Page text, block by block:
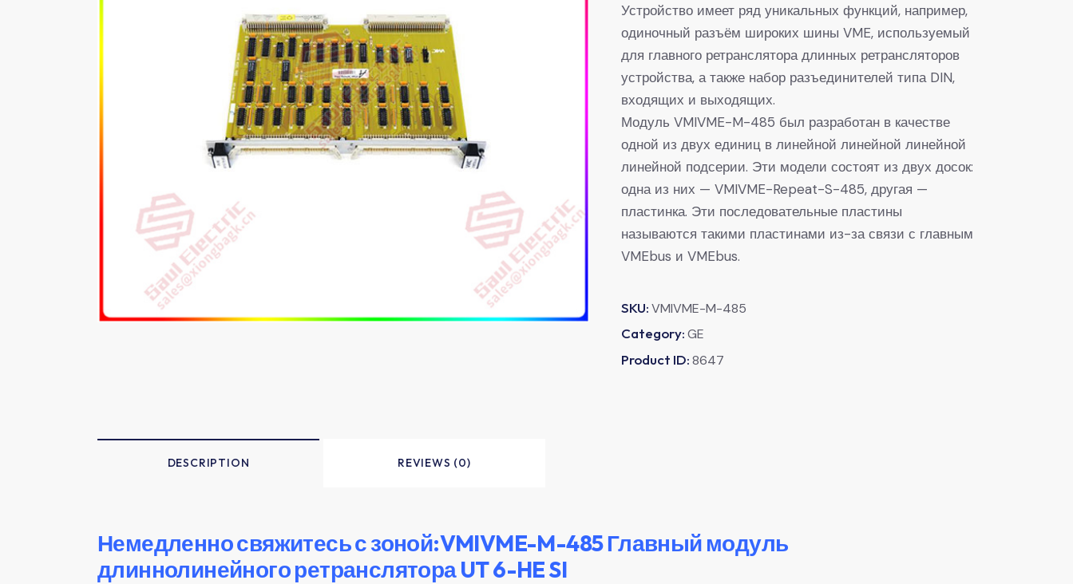
Устройство имеет ряд уникальных функций, например,
одиночный разъём широких шины VME, используемый
для главного ретранслятора длинных ретрансляторов
устройства, а также набор разъединителей типа DIN,
входящих и выходящих.
Модуль VMIVME-M-485 был разработан в качестве
одной из двух единиц в линейной линейной линейной
линейной подсерии. Эти модели состоят из двух досок:
одна из них — VMIVME-Repeat-S-485, другая —
пластинка. Эти последовательные пластины
называются такими пластинами из-за связи с главным
VMEbus и VMEbus.
SKU:VMIVME-M-485
Category:GE
Product ID:8647
DESCRIPTION REVIEWS (0)
Немедленно свяжитесь с зоной:VMIVME-M-485 Главный модуль
длиннолинейного ретранслятора UT 6-HE SI